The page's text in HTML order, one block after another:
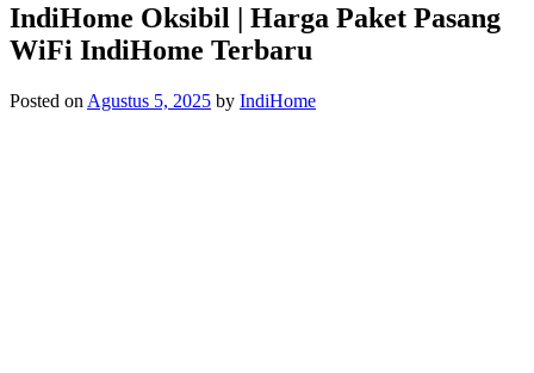
IndiHome Oksibil | Harga Paket Pasang
WiFi IndiHome Terbaru
Posted on Agustus 5, 2025 by IndiHome